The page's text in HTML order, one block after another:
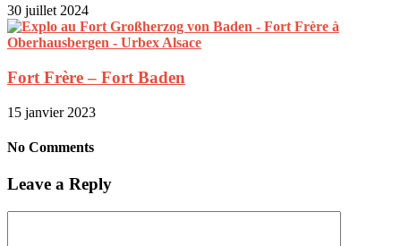
30 juillet 2024
Fort Frère – Fort Baden
15 janvier 2023
No Comments
Leave a Reply